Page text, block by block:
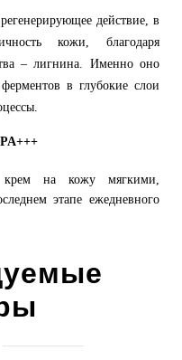
действие, в
кожи, благодаря
– лигнина. Именно оно
в глубокие слои
крем на кожу мягкими,
этапе ежедневного